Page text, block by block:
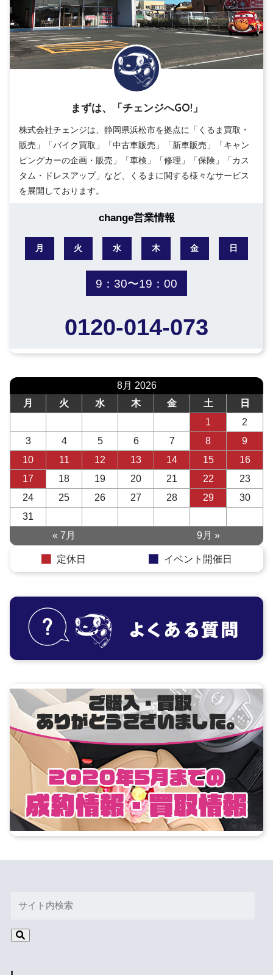
まずは、「チェンジへGO!」
株式会社チェンジは、静岡県浜松市を拠点に「くるま買取・
販売」「バイク買取」「中古車販売」「新車販売」「キャン
ピングカーの企画・販売」「車検」「修理」「保険」「カス
タム・ドレスアップ」など、くるまに関する様々なサービス
を展開しております。
change営業情報
月 火 水 木 金 日
9：30〜19：00
0120-014-073
8月 2026
月
火 水 木 金 土
日
1
2
3
4 5 6 7 8
9
10
11 12 13 14 15
16
17
18 19 20 21 22
23
24
25 26 27 28 29
30
31
« 7月
9月 »
定休日 イベント開催日